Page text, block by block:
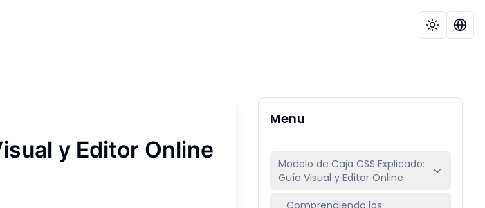
y Editor Online
Menu
Modelo de Caja CSS Explicado:
Guía Visual y Editor Online
Comprendiendo los